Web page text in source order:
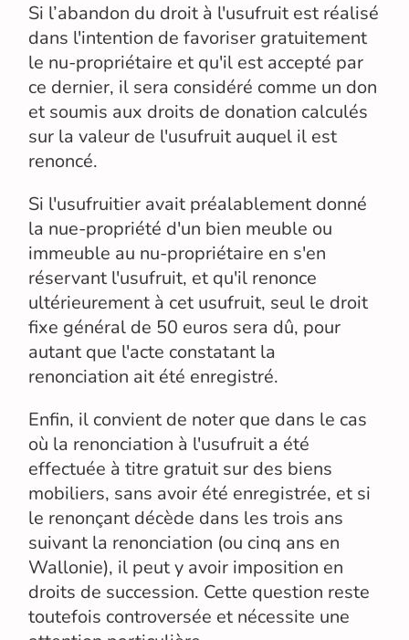
Si l’abandon du droit à l'usufruit est réalisé
dans l'intention de favoriser gratuitement
le nu-propriétaire et qu'il est accepté par
ce dernier, il sera considéré comme un don
et soumis aux droits de donation calculés
sur la valeur de l'usufruit auquel il est
renoncé.
Si l'usufruitier avait préalablement donné
la nue-propriété d'un bien meuble ou
immeuble au nu-propriétaire en s'en
réservant l'usufruit, et qu'il renonce
ultérieurement à cet usufruit, seul le droit
fixe général de 50 euros sera dû, pour
autant que l'acte constatant la
renonciation ait été enregistré.
Enfin, il convient de noter que dans le cas
où la renonciation à l'usufruit a été
effectuée à titre gratuit sur des biens
mobiliers, sans avoir été enregistrée, et si
le renonçant décède dans les trois ans
suivant la renonciation (ou cinq ans en
Wallonie), il peut y avoir imposition en
droits de succession. Cette question reste
toutefois controversée et nécessite une